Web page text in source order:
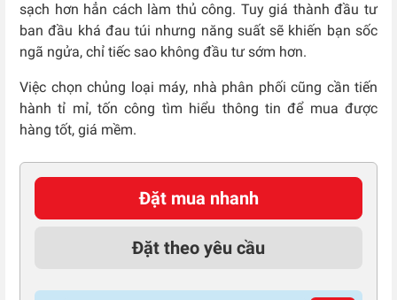
sạch hơn hẳn cách làm thủ công. Tuy giá thành đầu tư
ban đầu khá đau túi nhưng năng suất sẽ khiến bạn sốc
ngã ngửa, chỉ tiếc sao không đầu tư sớm hơn.
Việc chọn chủng loại máy, nhà phân phối cũng cần tiến
hành tỉ mỉ, tốn công tìm hiểu thông tin để mua được
hàng tốt, giá mềm.
Đặt mua nhanh
Đặt theo yêu cầu